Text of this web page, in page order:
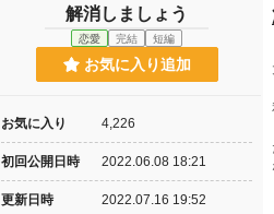
解消しましょう
恋愛 完結 短編
お気に入り追加
お気に入り 4,226
初回公開日時 2022.06.08 18:21
更新日時 2022.07.16 19:52